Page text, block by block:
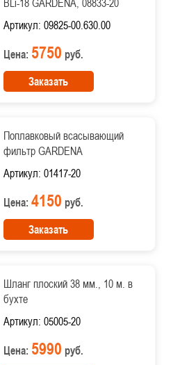
BLi-18 GARDENA, 08833-20
Артикул: 09825-00.630.00
Цена: 5750 руб.
Заказать
Поплавковый всасывающий
фильтр GARDENA
Артикул: 01417-20
Цена: 4150 руб.
Заказать
Шланг плоский 38 мм., 10 м. в
бухте
Артикул: 05005-20
Цена: 5990 руб.